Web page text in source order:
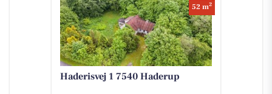
52 m2
Haderisvej 1 7540 Haderup